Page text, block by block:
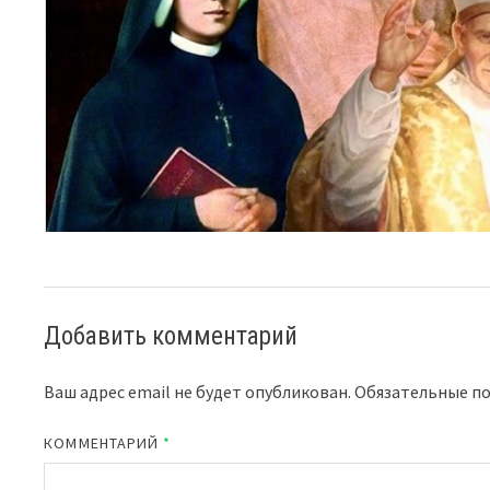
Добавить комментарий
Ваш адрес email не будет опубликован. Обязательные
КОММЕНТАРИЙ *